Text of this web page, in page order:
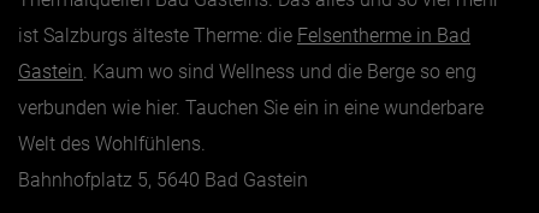
ist Salzburgs älteste Therme: die Felsentherme in Bad
Gastein . Kaum wo sind Wellness und die Berge so eng
verbunden wie hier. Tauchen Sie ein in eine wunderbare
Welt des Wohlfühlens.
Bahnhofplatz 5, 5640 Bad Gastein